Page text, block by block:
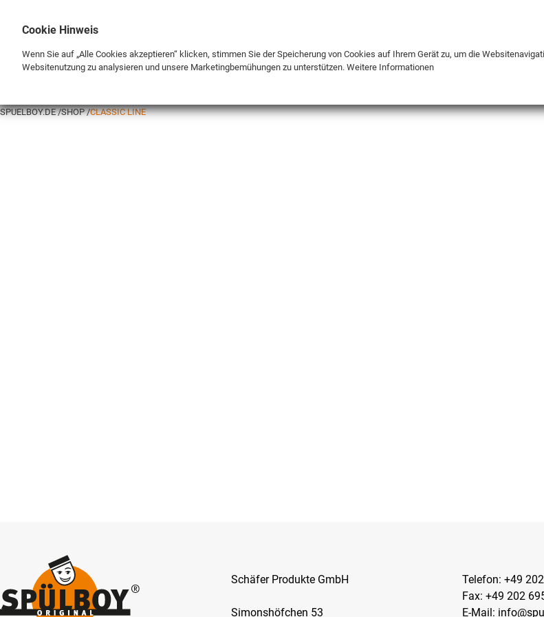
SPUELBOY.DE SHOP CLASSIC LINE
Schäfer Produkte GmbH
Simonshöfchen 53
Telefon: +49
Fax: +49 202
E-Mail:
Cookie Hinweis
Wenn Sie auf „Alle Cookies akzeptieren“ klicken, stimmen Sie der Speicherung von Cookies auf Ihrem Gerät zu, um die
Websitenutzung zu analysieren und unsere Marketingbemühungen zu unterstützen. Weitere Informationen